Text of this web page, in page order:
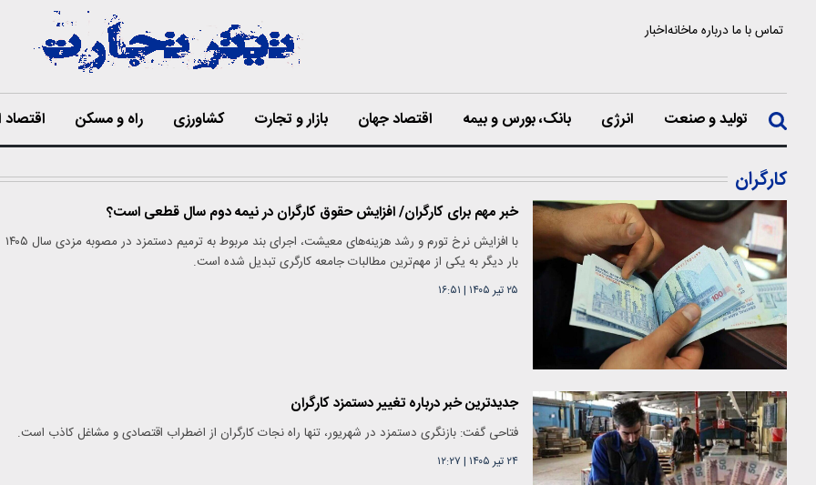
تماس با مادرباره ماخانهاخبار
تولید و صنعت انرژی بانک، بورس و بیمه اقتصاد جهان بازار و تجارت کشاورزی راه و مسکن اقتصاد
کارگران
خبر مهم برای کارگران/ افزایش حقوق کارگران در نیمه دوم سال قطعی است؟
با افزایش نرخ تورم و رشد هزینه‌های معیشت، اجرای بند مربوط به ترمیم دستمزد در مصوبه مزدی سال ۱۴۰۵
بار دیگر به یکی از مهم‌ترین مطالبات جامعه کارگری تبدیل شده است.
۲۵ تیر ۱۴۰۵ | ۱۶:۵۱
جدیدترین خبر درباره تغییر دستمزد کارگران
فتاحی گفت: بازنگری دستمزد در شهریور، تنها راه نجات کارگران از اضطراب اقتصادی و مشاغل کاذب است.
۲۴ تیر ۱۴۰۵ | ۱۲:۲۷